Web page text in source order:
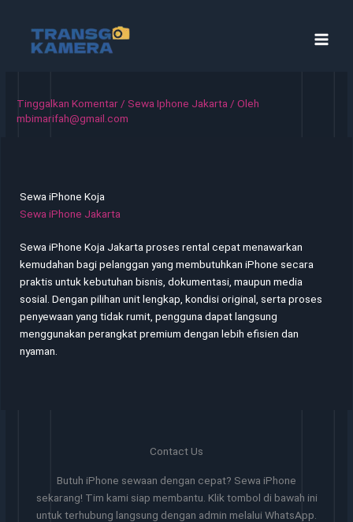
konten
Tinggalkan Komentar / Sewa Iphone Jakarta / Oleh
mbimarifah@gmail.com
Sewa iPhone Koja
Sewa iPhone Jakarta
Sewa iPhone Koja Jakarta proses rental cepat menawarkan
kemudahan bagi pelanggan yang membutuhkan iPhone secara
praktis untuk kebutuhan bisnis, dokumentasi, maupun media
sosial. Dengan pilihan unit lengkap, kondisi original, serta proses
penyewaan yang tidak rumit, pengguna dapat langsung
menggunakan perangkat premium dengan lebih efisien dan
nyaman.
Contact Us
Butuh iPhone sewaan dengan cepat? Sewa iPhone
sekarang! Tim kami siap membantu. Klik tombol di bawah ini
untuk terhubung langsung dengan admin melalui WhatsApp.